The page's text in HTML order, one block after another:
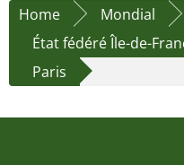
Home Mondial
État fédéré Île-de-
Paris